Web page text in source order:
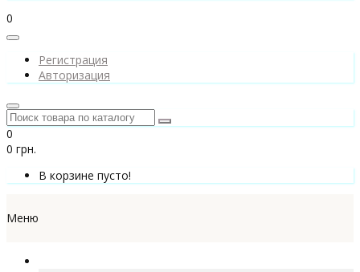
0
Регистрация
Авторизация
0
0 грн.
В корзине пусто!
Меню